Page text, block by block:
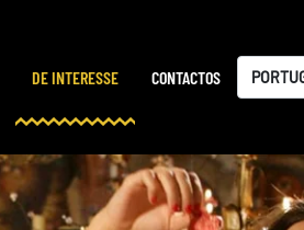
DE INTERESSE CONTACTOS